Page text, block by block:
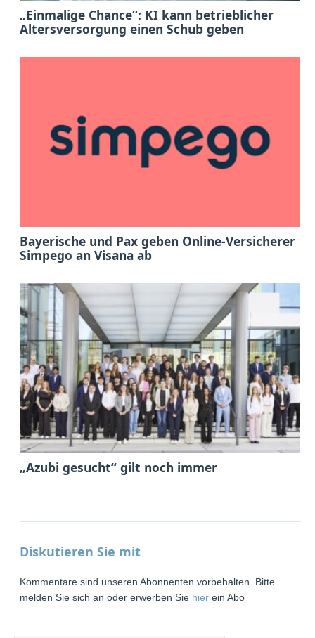
„Einmalige Chance“: KI kann betrieblicher
Altersversorgung einen Schub geben
Bayerische und Pax geben Online-Versicherer
Simpego an Visana ab
„Azubi gesucht“ gilt noch immer
Diskutieren Sie mit
Kommentare sind unseren Abonnenten vorbehalten. Bitte
melden Sie sich an oder erwerben Sie hier ein Abo